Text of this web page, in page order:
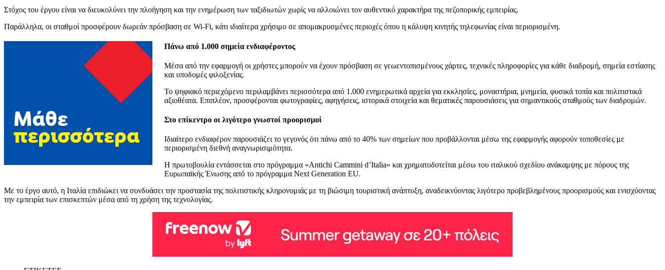
Στόχος του έργου είναι να διευκολύνει την πλοήγηση και την ενημέρωση των ταξιδιωτών χωρίς να αλλοιώνει τον αυθεντικό χαρακτήρα της πεζοπορικής εμπειρίας.
Παράλληλα, οι σταθμοί προσφέρουν δωρεάν πρόσβαση σε Wi-Fi, κάτι ιδιαίτερα χρήσιμο σε απομακρυσμένες περιοχές όπου η κάλυψη κινητής τηλεφωνίας είναι περιορισμένη.
Πάνω από 1.000 σημεία ενδιαφέροντος
Μέσα από την εφαρμογή οι χρήστες μπορούν να έχουν πρόσβαση σε γεωεντοπισμένους χάρτες, τεχνικές πληροφορίες για κάθε διαδρομή, σημεία εστίασης
και υποδομές φιλοξενίας.
Το ψηφιακό περιεχόμενο περιλαμβάνει περισσότερα από 1.000 ενημερωτικά αρχεία για εκκλησίες, μοναστήρια, μνημεία, φυσικά τοπία και πολιτιστικά
αξιοθέατα. Επιπλέον, προσφέρονται φωτογραφίες, αφηγήσεις, ιστορικά στοιχεία και θεματικές παρουσιάσεις για σημαντικούς σταθμούς των διαδρομών.
Στο επίκεντρο οι λιγότερο γνωστοί προορισμοί
Ιδιαίτερο ενδιαφέρον παρουσιάζει το γεγονός ότι πάνω από το 40% των σημείων που προβάλλονται μέσω της εφαρμογής αφορούν τοποθεσίες με
περιορισμένη διεθνή αναγνωρισιμότητα.
Η πρωτοβουλία εντάσσεται στο πρόγραμμα «Antichi Cammini d’Italia» και χρηματοδοτείται μέσω του ιταλικού σχεδίου ανάκαμψης με πόρους της
Ευρωπαϊκής Ένωσης από το πρόγραμμα Next Generation EU.
Με το έργο αυτό, η Ιταλία επιδιώκει να συνδυάσει την προστασία της πολιτιστικής κληρονομιάς με τη βιώσιμη τουριστική ανάπτυξη, αναδεικνύοντας λιγότερο προβεβλημένους προορισμούς και ενισχύοντας
την εμπειρία των επισκεπτών μέσα από τη χρήση της τεχνολογίας.